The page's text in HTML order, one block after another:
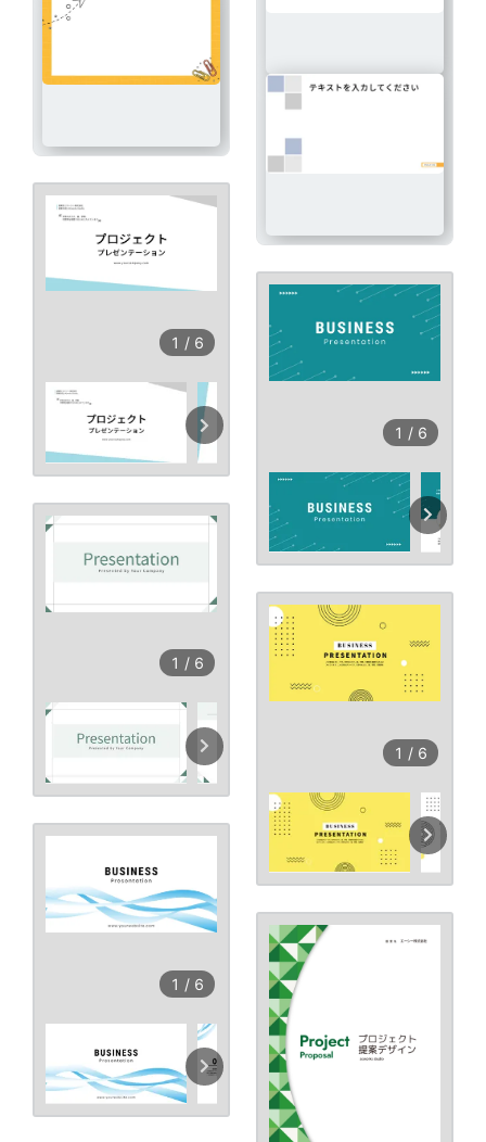
1 / 6
1 / 6
1 / 6
1 / 6
1 / 6